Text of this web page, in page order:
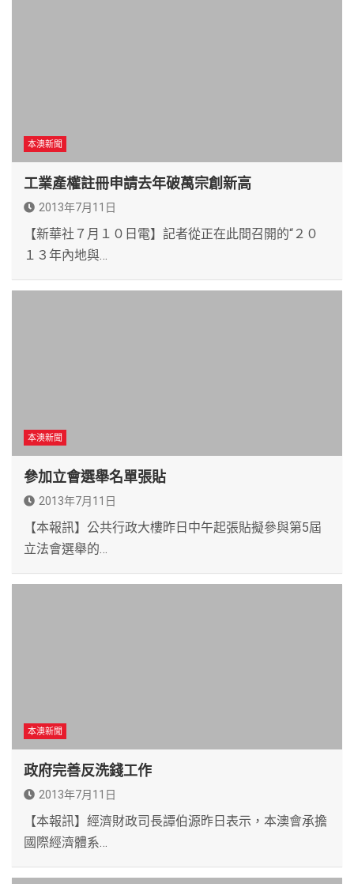
本澳新聞
工業產權註冊申請去年破萬宗創新高
2013年7月11日
【新華社７月１０日電】記者從正在此間召開的“２０
１３年內地與…
本澳新聞
參加立會選舉名單張貼
2013年7月11日
【本報訊】公共行政大樓昨日中午起張貼擬參與第5屆
立法會選舉的…
本澳新聞
政府完善反洗錢工作
2013年7月11日
【本報訊】經濟財政司長譚伯源昨日表示，本澳會承擔
國際經濟體系…